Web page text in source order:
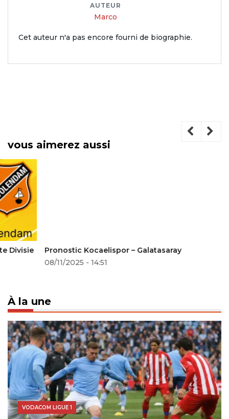
AUTEUR
Marco
Cet auteur n'a pas encore fourni de biographie.
vous aimerez aussi
Pronostic Kocaelispor – Galatasaray
08/11/2025 - 14:51
À la une
VODACOM LIGUE 1